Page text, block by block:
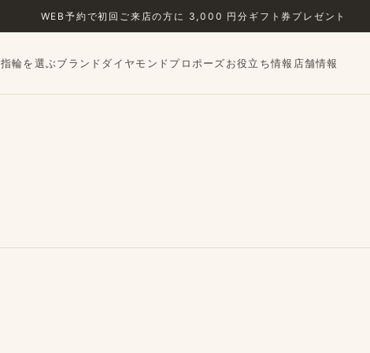
WEB予約で​初回ご来店の​方に​ 3,000 円分ギフト券プレゼント
指輪を選ぶブランドダイヤモンドプロポーズお役立ち情報 店舗情報